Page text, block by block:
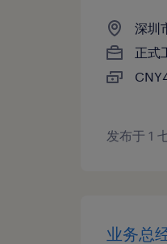
深圳
正式
发布于 1
业务总